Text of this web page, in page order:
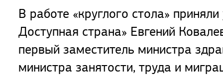
В работе «круглого стола»
Доступная страна» Евгений
первый заместитель министра
министра занятости, труда и